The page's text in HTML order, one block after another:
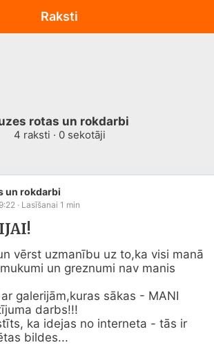
rotas un rokdarbi
4 raksti · 0sekotāji
un rokdarbi
· Lasīšanai 1 min
vērst uzmanību uz to,ka visi manā
un greznumi nav manis
galerijām,kuras sākas - MANI
darbs!!!
ka idejas no interneta - tās ir
bildes...
Raksti